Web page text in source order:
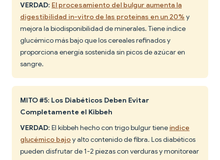
VERDAD: El procesamiento del bulgur aumenta la
digestibilidad in-vitro de las proteínas en un 20% y
mejora la biodisponibilidad de minerales. Tiene índice
glucémico más bajo que los cereales refinados y
proporciona energía sostenida sin picos de azúcar en
sangre.
MITO #5: Los Diabéticos Deben Evitar
Completamente el Kibbeh
VERDAD: El kibbeh hecho con trigo bulgur tiene índice
glucémico bajoy alto contenido de fibra. Los diabéticos
pueden disfrutar de 1-2 piezas con verduras y monitorear